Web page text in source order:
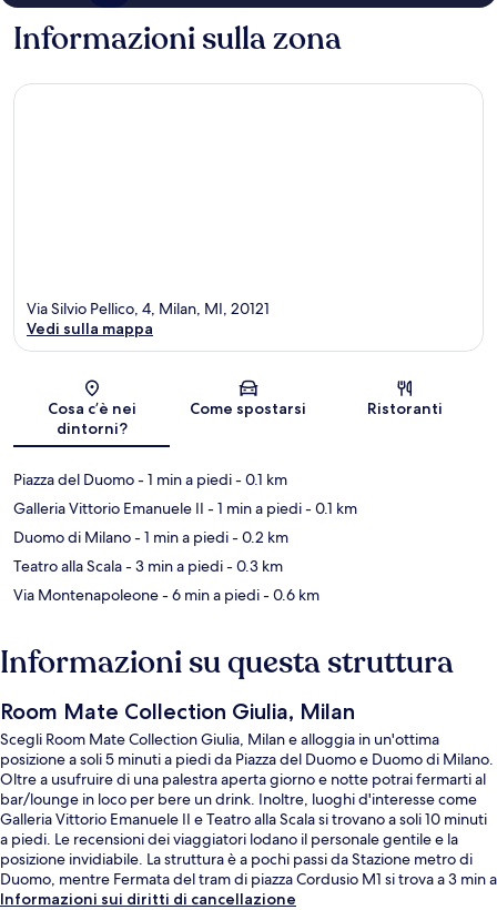
Informazioni sulla zona
Mappa
Via Silvio Pellico, 4, Milan, MI, 20121
Vedi sulla mappa
Cosa c’è nei
dintorni?
Come spostarsi Ristoranti
Piazza del Duomo- 1 min a piedi- 0.1 km
Galleria Vittorio Emanuele II - 1 min a piedi- 0.1 km
Duomo di Milano- 1 min a piedi- 0.2 km
Teatro alla Scala- 3 min a piedi- 0.3 km
Via Montenapoleone- 6 min a piedi- 0.6 km
Informazioni su questa struttura
Room Mate Collection Giulia, Milan
Scegli Room Mate Collection Giulia, Milan e alloggia in un'ottima
posizione a soli 5 minuti a piedi da Piazza del Duomo e Duomo di Milano.
Oltre a usufruire di una palestra aperta giorno e notte potrai fermarti al
bar/lounge in loco per bere un drink. Inoltre, luoghi d'interesse come
Galleria Vittorio Emanuele II e Teatro alla Scala si trovano a soli 10 minuti
a piedi. Le recensioni dei viaggiatori lodano il personale gentile e la
posizione invidiabile. La struttura è a pochi passi da Stazione metro di
Duomo, mentre Fermata del tram di piazza Cordusio M1 si trova a 3 min a
piedi.
Informazioni sui diritti di cancellazione